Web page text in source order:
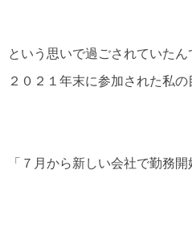
という思いで過ごされていたん
２０２１年末に参加された私
「７月から新しい会社で勤務開